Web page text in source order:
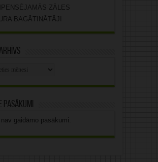
ZĀLES
BAGĀTINĀTĀJI
pasākumi
gaidāmo pasākumi.